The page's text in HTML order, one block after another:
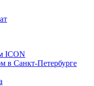
ICON
в Санкт-Петербурге